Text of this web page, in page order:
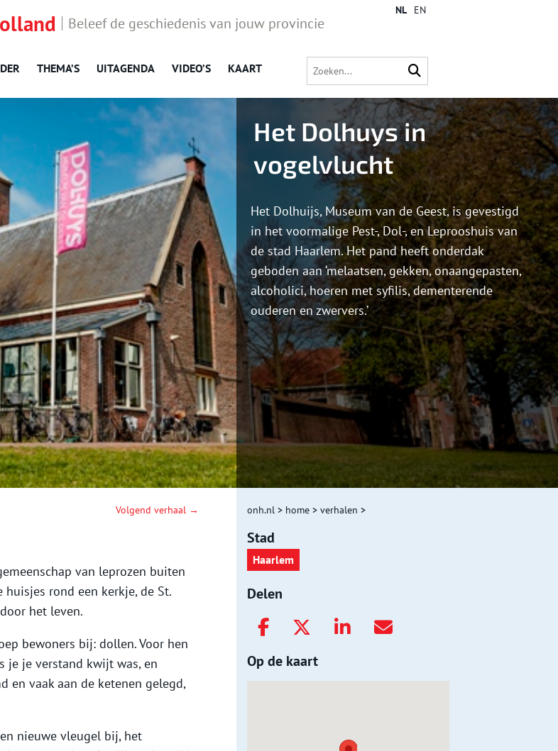
Beleef de geschiedenis van jouw provincie
THEMA’S UITAGENDA VIDEO’S KAART
NL EN
Het Dolhuys in
vogelvlucht
Het Dolhuijs, Museum van de Geest, is gevestigd
in het voormalige Pest-, Dol-, en Leprooshuis van
de stad Haarlem. Het pand heeft onderdak
geboden aan ‘melaatsen, gekken, onaangepasten,
alcoholici, hoeren met syfilis, dementerende
ouderen en zwervers.’
Volgend verhaal →
van leprozen buiten
rond een kerkje, de St.
het leven.
bewoners bij: dollen. Voor hen
je je verstand kwijt was, en
en vaak aan de ketenen gelegd,
nieuwe vleugel bij, het
onh.nl > home > verhalen >
Stad
Haarlem
Delen
Op de kaart